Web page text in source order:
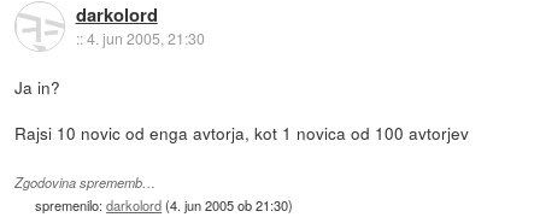
darkolord
::4. jun 2005, 21:30
Ja in?
Rajsi 10 novic od enga avtorja, kot 1 novica od 100 avtorjev
Zgodovina sprememb…
spremenilo:darkolord(4. jun 2005 ob 21:30)